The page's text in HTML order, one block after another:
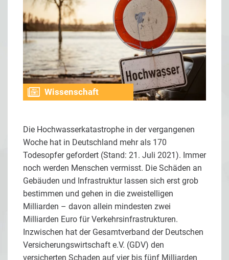
Wissenschaft
Die Hochwasserkatastrophe in der vergangenen
Woche hat in Deutschland mehr als 170
Todesopfer gefordert (Stand: 21. Juli 2021). Immer
noch werden Menschen vermisst. Die Schäden an
Gebäuden und Infrastruktur lassen sich erst grob
bestimmen und gehen in die zweistelligen
Milliarden – davon allein mindesten zwei
Milliarden Euro für Verkehrsinfrastrukturen.
Inzwischen hat der Gesamtverband der Deutschen
Versicherungswirtschaft e.V. (GDV) den
versicherten Schaden auf vier bis fünf Milliarden